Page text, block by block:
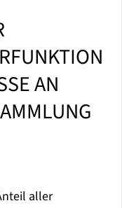
AN
aller